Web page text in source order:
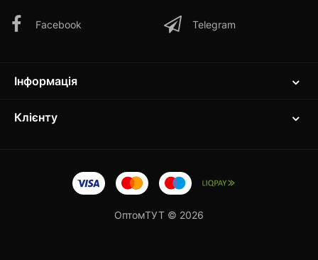
Facebook Telegram
Інформація
Клієнту
ОптомТУТ © 2026